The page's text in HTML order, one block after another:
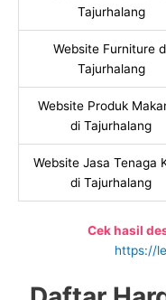
Tajurhalang
Website Furniture
Tajurhalang
Website Produk
di Tajurhalang
Website Jasa Tenaga
di Tajurhalang
Cek hasil
https://